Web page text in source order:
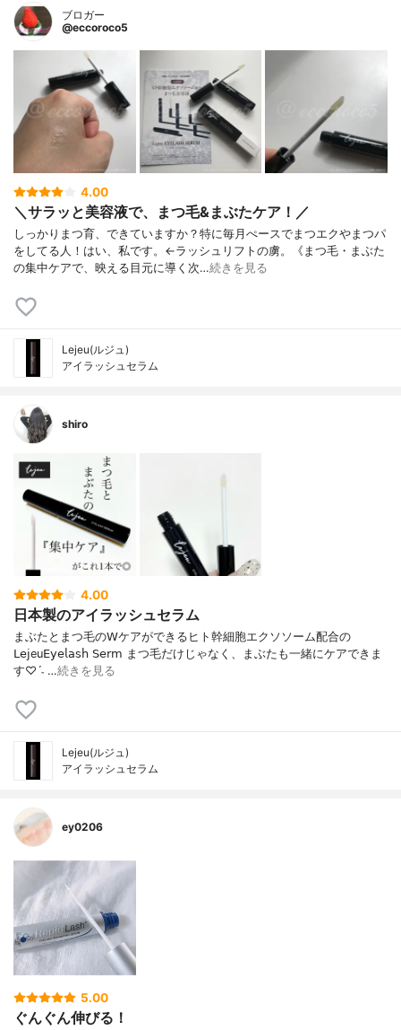
ブロガー
@eccoroco5
4.00
＼サラッと美容液で、まつ毛&まぶたケア！／
しっかりまつ育、できていますか？特に毎月ぺースでまつエクやまつパ
をしてる人！はい、私です。←ラッシュリフトの虜。《まつ毛・まぶた
の集中ケアで、映える目元に導く次…続きを見る
Lejeu(ルジュ)
アイラッシュセラム
shiro
4.00
日本製のアイラッシュセラム
まぶたとまつ毛の𝖶ケアができるヒト幹細胞エクソソーム配合の
𝖫𝖾𝗃eu𝖤𝗒𝖾𝗅𝖺𝗌𝗁 𝖲𝖾𝗋𝗆 まつ毛だけじゃなく、まぶたも一緒にケアできま
す♡ˊ˗ …続きを見る
Lejeu(ルジュ)
アイラッシュセラム
ey0206
5.00
ぐんぐん伸びる！